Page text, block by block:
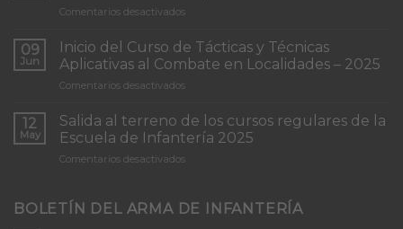
Comentarios desactivados
Patrullas
de
Infantería
Concepción”
09
Jun
Inicio del Curso de Tácticas y Técnicas
Aplicativas al Combate en Localidades – 2025
Comentarios desactivados
del
Curso
de
Tácticas
Aplicativas
12
May
Salida al terreno de los cursos regulares de la
Escuela de Infantería 2025
Comentarios desactivados
terreno
BOLETÍN DEL ARMA DE INFANTERÍA